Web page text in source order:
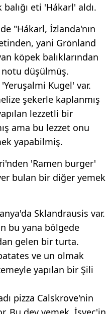
eti 'Hákarl' aldı.
"Hákarl, İzlanda'nın
yani Grönland
köpek balıklarından
düşülmüş.
Kugel' var.
şekerle kaplanmış
lezzetli bir
ama bu lezzet onu
yapabilmiş.
'Ramen burger'
bulan bir diğer yemek
Sklandrausis var.
bu yana bölgede
gelen bir turta.
ve un olmak
yapılan bir Şili
pizza Calskrove'nin